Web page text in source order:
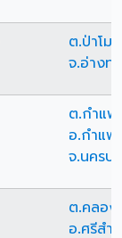
ต.ป่าโม
จ.อ่างท
ต.กำแพ
อ.กำแพ
จ.นครป
ต.คลอง
อ.ศรีสำ